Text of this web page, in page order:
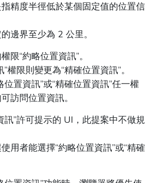
精度半徑低於某個固定值的位置信
邊界至少為 2 公里。
限“約略位置資訊”。
權限則變更為“精確位置資訊”。
位置資訊”或“精確位置資訊”任一權
訪問位置資訊。
訊”許可提示的 UI，此提案中不做規
用者能選擇“約略位置資訊”或“精確